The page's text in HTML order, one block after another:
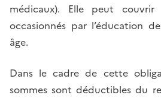
médicaux). Elle peut couvrir
occasionnés par l’éducation
âge.
Dans le cadre de cette
sommes sont déductibles du